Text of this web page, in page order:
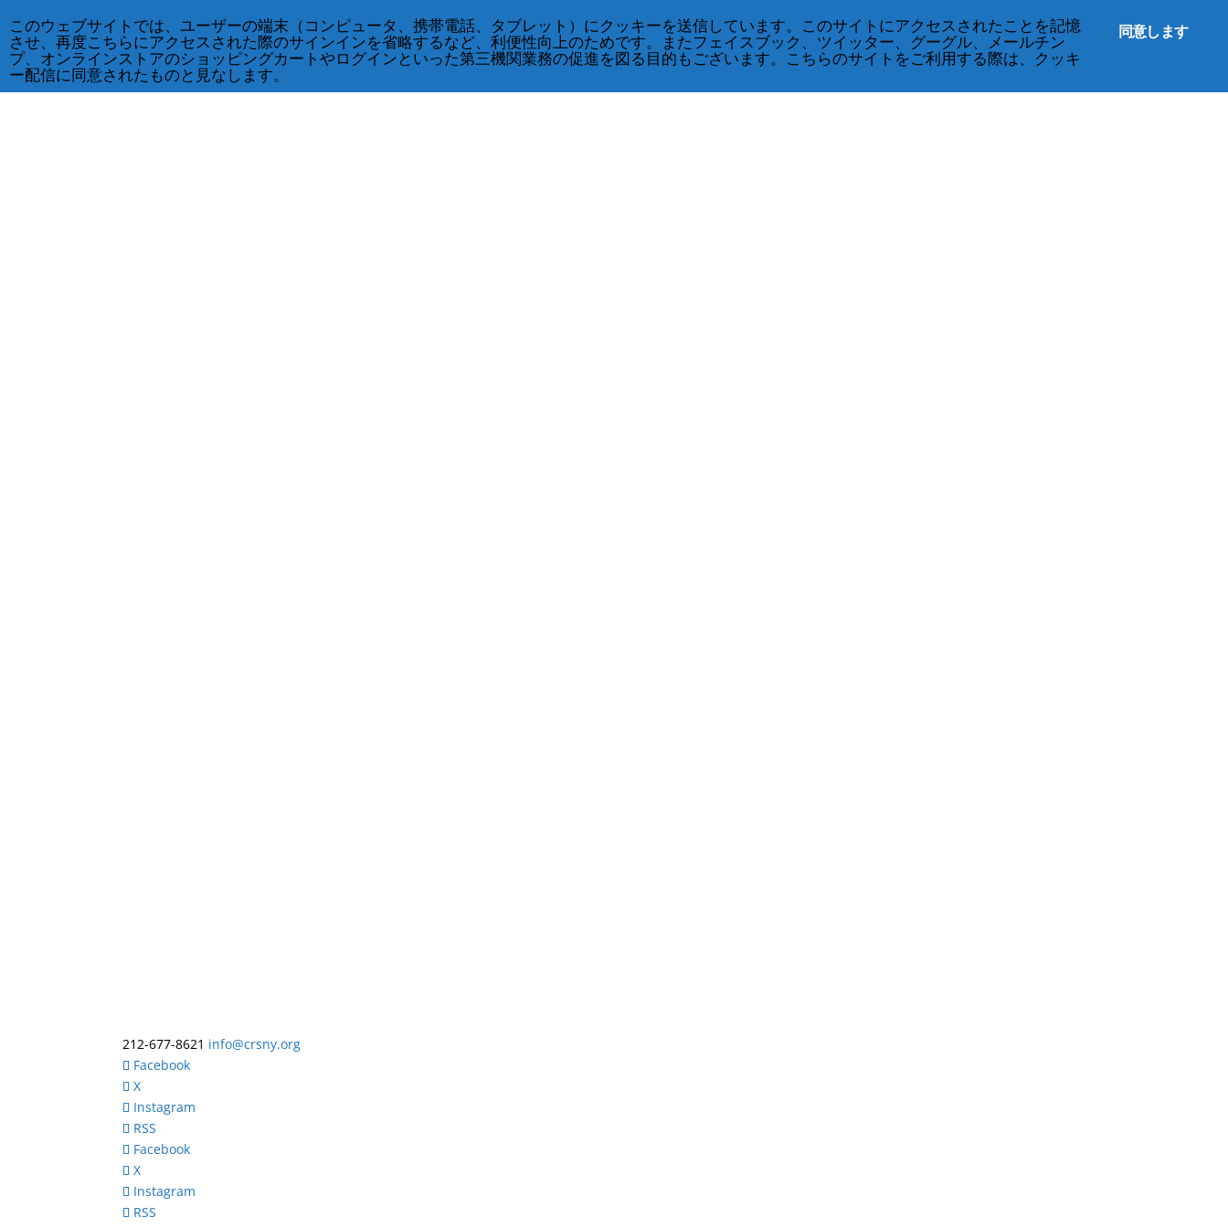
212-677-8621 info@crsny.org
Facebook
X
Instagram
RSS
Facebook
X
Instagram
RSS
同意します
このウェブサイトでは、ユーザーの端末（コンピュータ、携帯電話、タブレット）にクッキーを送信しています。このサイトにアクセスされたことを記憶
させ、再度こちらにアクセスされた際のサインインを省略するなど、利便性向上のためです。またフェイスブック、ツイッター、グーグル、メールチン
プ、オンラインストアのショッピングカートやログインといった第三機関業務の促進を図る目的もございます。こちらのサイトをご利用する際は、クッキ
ー配信に同意されたものと見なします。